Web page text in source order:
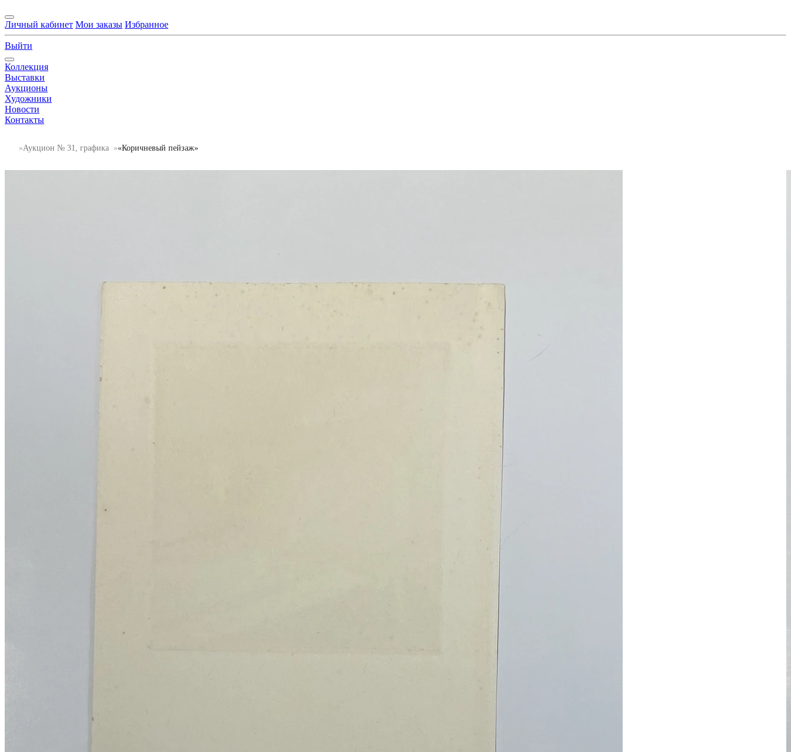
Личный кабинет Мои заказы Избранное
Выйти
Коллекция
Выставки
Аукционы
Художники
Новости
Контакты
Аукцион № 31, графика «Коричневый пейзаж»